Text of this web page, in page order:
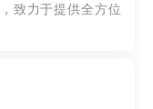
致力于提供全方位